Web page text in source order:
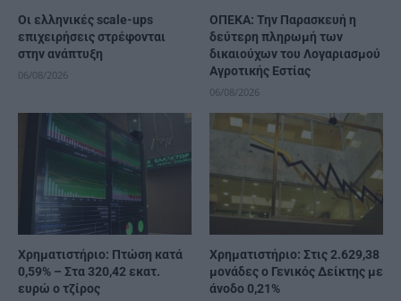
Οι ελληνικές scale-ups
επιχειρήσεις στρέφονται
στην ανάπτυξη
06/08/2026
ΟΠΕΚΑ: Την Παρασκευή η
δεύτερη πληρωμή των
δικαιούχων του Λογαριασμού
Αγροτικής Εστίας
06/08/2026
Χρηματιστήριο: Πτώση κατά
0,59% – Στα 320,42 εκατ.
ευρώ ο τζίρος
Χρηματιστήριο: Στις 2.629,38
μονάδες ο Γενικός Δείκτης με
άνοδο 0,21%